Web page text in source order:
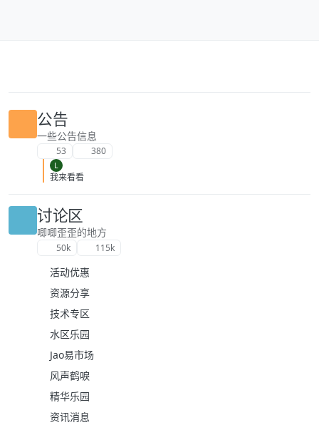
公告
一些公告信息
53 380
L
我来看看
讨论区
唧唧歪歪的地方
50k 115k
活动优惠
资源分享
技术专区
水区乐园
Jao易市场
风声鹤唳
精华乐园
资讯消息